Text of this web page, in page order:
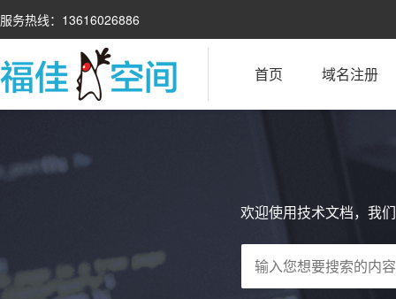
服务热线：13616026886
首页 域名注册
欢迎使用技术文档，我